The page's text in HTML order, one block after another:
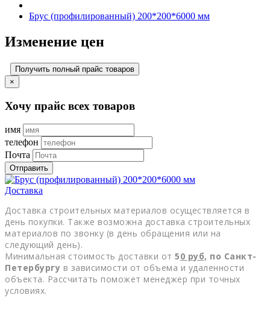
Брус (профилированный) 200*200*6000 мм
Изменение цен
Получить полный прайс товаров
×
Хочу прайс всех товаров
имя
телефон
Почта
Отправить
Доставка
Доставка строительных материалов осуществляется в
день покупки. Также возможна доставка строительных
материалов по звонку (в день обращения или на
следующий день).
Минимальная стоимость доставки от 50 руб, по Санкт-
Петербургу в зависимости от объема и удаленности
объекта. Рассчитать поможет менеджер при точных
условиях.